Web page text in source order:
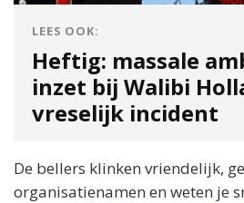
LEES OOK:
Heftig: massale
inzet bij Walibi
vreselijk incident
De bellers klinken vriendelijk,
organisatienamen en weten je